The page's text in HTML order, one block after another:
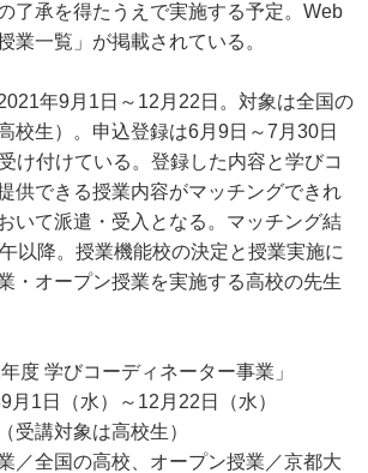
了承を得たうえで実施する予定。Web
業一覧」が掲載されている。
年9月1日～12月22日。対象は全国の
校生）。申込登録は6月9日～7月30日
け付けている。登録した内容と学びコ
供できる授業内容がマッチングできれ
いて派遣・受入となる。マッチング結
以降。授業機能校の決定と授業実施に
・オープン授業を実施する高校の先生
度 学びコーディネーター事業」
月1日（水）～12月22日（水）
受講対象は高校生）
／全国の高校、オープン授業／京都大